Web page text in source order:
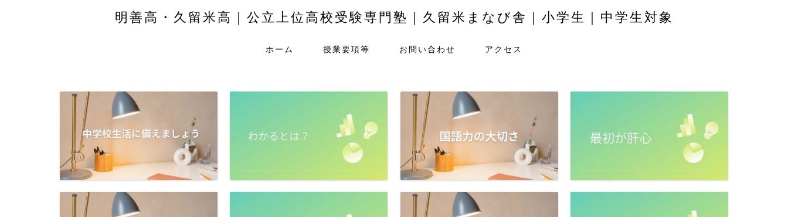
明善高・久留米高｜公立上位高校受験専門塾｜久留米まなび舎｜小学生｜中学生対象
ホーム 授業要項等 お問い合わせ アクセス